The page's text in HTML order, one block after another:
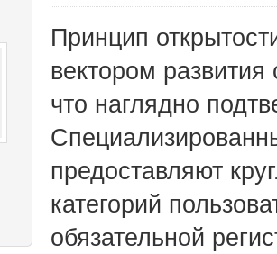
Принцип
вектором развития
что наглядно
предоставляют
категорий
обязательной